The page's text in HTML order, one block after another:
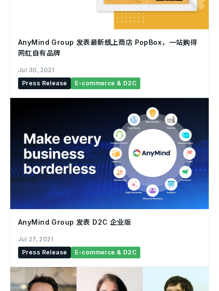
AnyMind Group 发表最新线上商店 PopBox，一站购得
网红自有品牌
Jul 30, 2021
Press Release
E-commerce & D2C
AnyMind Group 发表 D2C 企业版
Jul 27, 2021
Press Release
E-commerce & D2C